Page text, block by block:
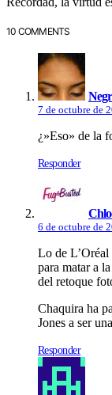
10 COMMENTS
7 de octubre de
¿»Eso» de la
Responder
6 de octubre de
Lo de L’Oréal
para matar a
del retoque
Chaquira ha
Jones a ser
Responder